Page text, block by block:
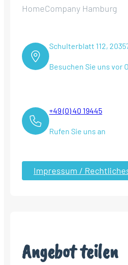
HomeCompany Hamburg
Schulterblatt 112,
Besuchen Sie uns vor
+49 (0) 40 19445
Rufen Sie uns an
Impressum /
Angebot teilen